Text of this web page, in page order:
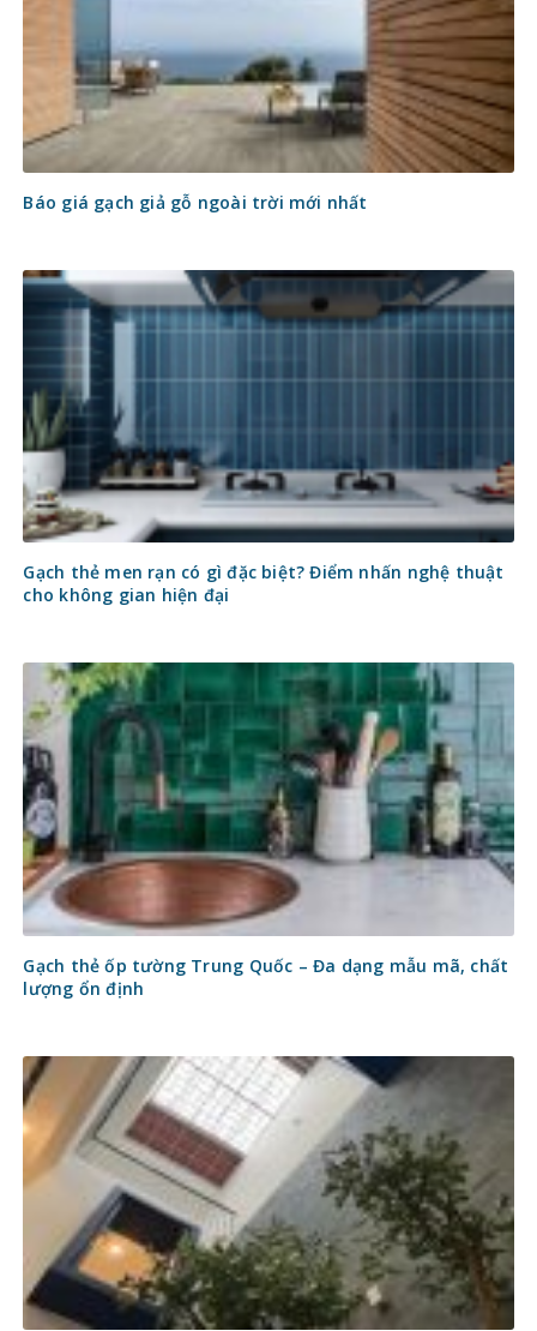
Báo giá gạch giả gỗ ngoài trời mới nhất
Gạch thẻ men rạn có gì đặc biệt? Điểm nhấn nghệ thuật
cho không gian hiện đại
Gạch thẻ ốp tường Trung Quốc – Đa dạng mẫu mã, chất
lượng ổn định